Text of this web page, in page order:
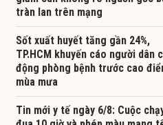
tràn lan trên mạng
Sốt xuất huyết tăng gần 24%,
TP.HCM khuyến cáo người dân
động phòng bệnh trước cao
mùa mưa
Tin mới y tế ngày 6/8: Cuộc